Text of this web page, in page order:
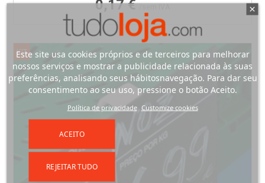
0,17 €
KIT
Este site usa cookies próprios e de terceiros para melhorar
nossos serviços e mostrar a publicidade relacionada às suas
preferências, analisando seus hábitosnavegação. Para dar seu
consentimento ao seu uso, pressione o botão Aceito.
Política de privacidade Customize cookies
REJEITAR TUDO
ACEITO